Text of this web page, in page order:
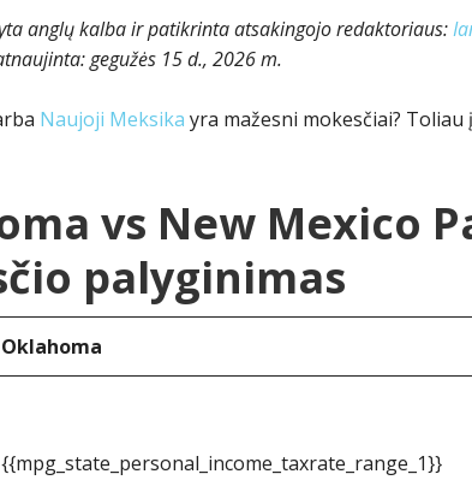
anglų kalba ir patikrinta atsakingojo redaktoriaus:
gegužės 15 d., 2026 m.
Naujoji Meksika yra mažesni mokesčiai?
vs New Mexico
palyginimas
Oklahoma
{{mpg_state_personal_income_taxrate_range_1}}